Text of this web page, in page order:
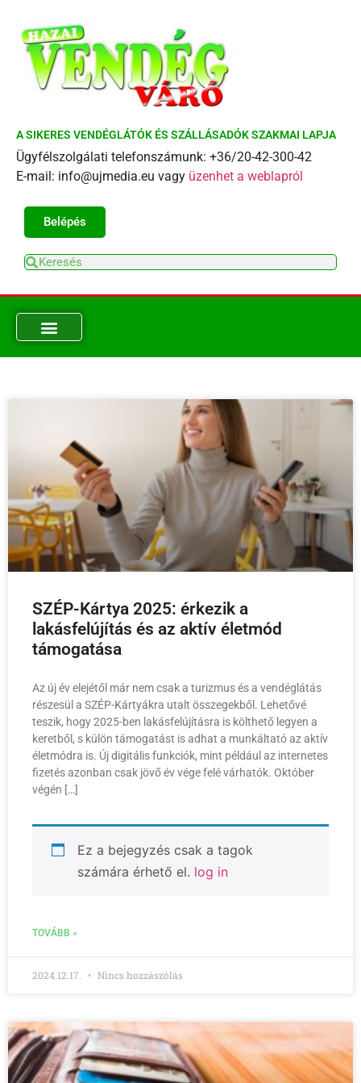
A SIKERES VENDÉGLÁTÓK ÉS SZÁLLÁSADÓK SZAKMAI LAPJA
Ügyfélszolgálati telefonszámunk: +36/20-42-300-42
E-mail: info@ujmedia.eu vagy üzenhet a weblapról
Belépés
SZÉP-Kártya 2025: érkezik a
lakásfelújítás és az aktív életmód
támogatása
Az új év elejétől már nem csak a turizmus és a vendéglátás
részesül a SZÉP-Kártyákra utalt összegekből. Lehetővé
teszik, hogy 2025-ben lakásfelújításra is költhető legyen a
keretből, s külön támogatást is adhat a munkáltató az aktív
életmódra is. Új digitális funkciók, mint például az internetes
fizetés azonban csak jövő év vége felé várhatók. Október
végén […]
Ez a bejegyzés csak a tagok
számára érhető el. log in
TOVÁBB »
2024.12.17. Nincs hozzászólás